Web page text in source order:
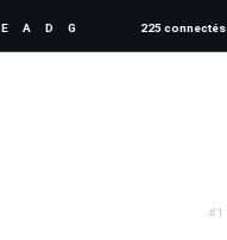
E A D G 225 connectés
#1